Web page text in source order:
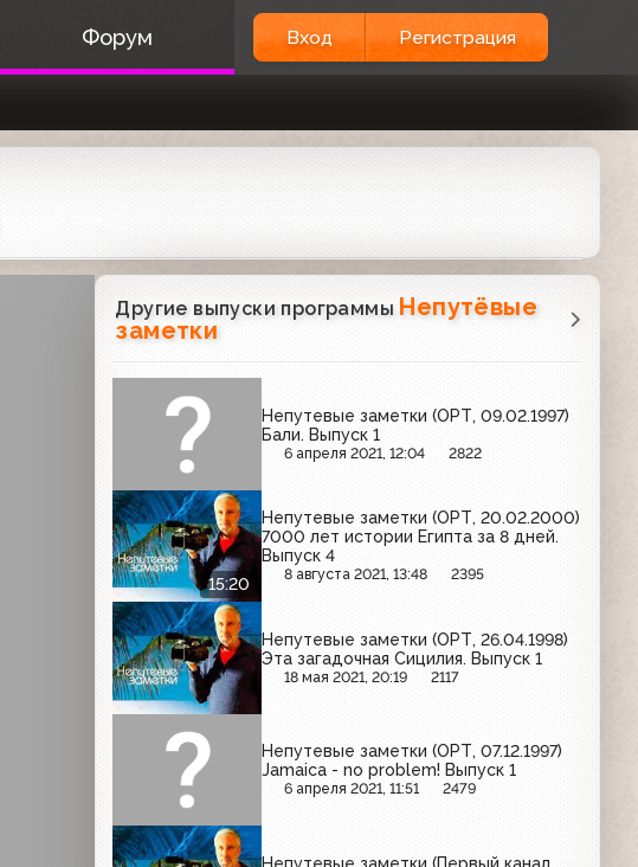
Форум Вход Регистрация
Другие выпуски программы Непутёвые
заметки
Непутевые заметки (ОРТ, 09.02.1997)
Бали. Выпуск 1
6 апреля 2021, 12:04 2822
15:20
Непутевые заметки (ОРТ, 20.02.2000)
7000 лет истории Египта за 8 дней.
Выпуск 4
8 августа 2021, 13:48 2395
Непутевые заметки (ОРТ, 26.04.1998)
Эта загадочная Сицилия. Выпуск 1
18 мая 2021, 20:19 2117
Непутевые заметки (ОРТ, 07.12.1997)
Jamaica - no problem! Выпуск 1
6 апреля 2021, 11:51 2479
Непутевые заметки (Первый канал,